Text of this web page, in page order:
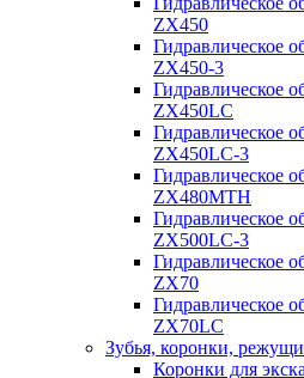
ZX450
Гидравлическое
ZX450-3
Гидравлическое
ZX450LC
Гидравлическое
ZX450LC-3
Гидравлическое
ZX480MTH
Гидравлическое
ZX500LC-3
Гидравлическое
ZX70
Гидравлическое
ZX70LC
Зубья, коронки,
Коронки для